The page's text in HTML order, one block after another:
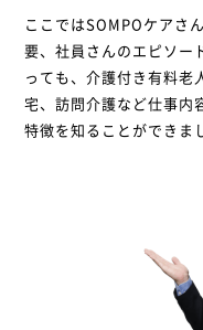
ここではSOMPOケアさ
要、社員さんのエピソー
っても、介護付き有料老
宅、訪問介護など仕事内
特徴を知ることができま